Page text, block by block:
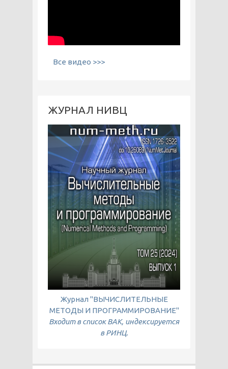
Все видео >>>
ЖУРНАЛ НИВЦ
Журнал "ВЫЧИСЛИТЕЛЬНЫЕ
МЕТОДЫ И ПРОГРАММИРОВАНИЕ"
Входит в список ВАК, индексируется
в РИНЦ.